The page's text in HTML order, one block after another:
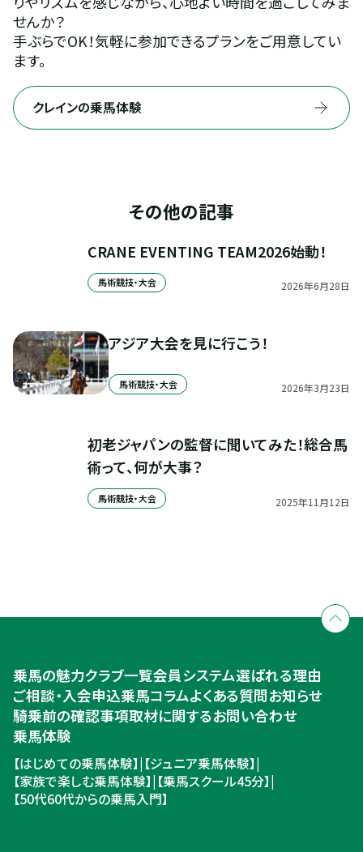
せんか？
手ぶらでOK！気軽に参加できるプランをご用意してい
ます。
クレインの乗馬体験
その他の記事
CRANE EVENTING TEAM2026始動！
馬術競技・大会 2026年6月28日
アジア大会を見に行こう！
馬術競技・大会 2026年3月23日
初老ジャパンの監督に聞いてみた！総合馬
術って、何が大事？
馬術競技・大会 2025年11 月12日
入会のご相談・申込
ご相談・入会申込
乗馬の魅力クラブ一覧会員システム選ばれる理由
ご相談・入会申込乗馬コラムよくある質問お知らせ
騎乗前の確認事項取材に関するお問い合わせ
乗馬体験
【はじめての乗馬体験】| 【ジュニア乗馬体験】|
【家族で楽しむ乗馬体験】| 【乗馬スクール45分】|
【50代60代からの乗馬入門】